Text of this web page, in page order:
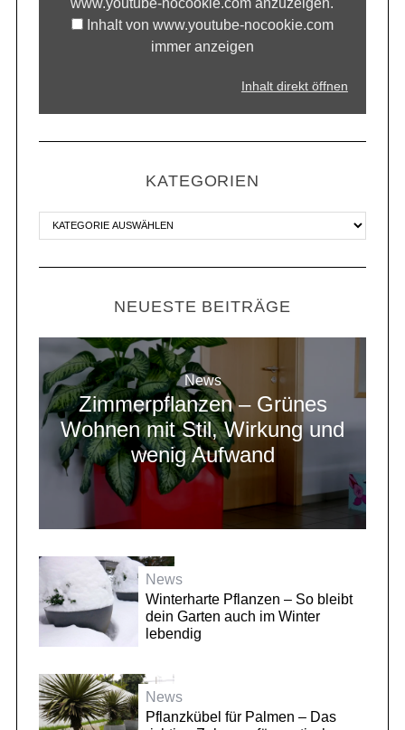
Inhalt von www.youtube-nocookie.com
immer anzeigen
Inhalt direkt öffnen
KATEGORIEN
NEUESTE BEITRÄGE
News
Zimmerpflanzen – Grünes
Wohnen mit Stil, Wirkung und
wenig Aufwand
News
Winterharte Pflanzen – So bleibt
dein Garten auch im Winter
lebendig
News
Pflanzkübel für Palmen – Das